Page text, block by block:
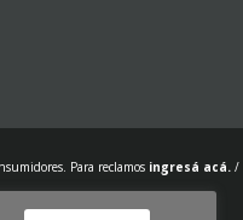
Para reclamos ingresá acá. /